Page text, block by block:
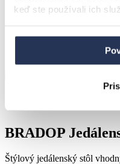
keď ste používali ich
Úvod
Jedálenské stoly
Jedálenské stoly z lamina
Český výrobok
BRADOP
Štýlový jedálenský stôl